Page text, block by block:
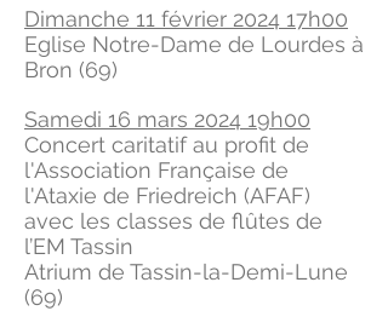
Dimanche 11 février 2024 17h00
Eglise Notre-Dame de Lourdes à
Bron (69)
Samedi 16 mars 2024 19h00
Concert caritatif au profit de
l'Association Française de
l'Ataxie de Friedreich (AFAF)
avec les classes de flûtes de
l’EM Tassin
Atrium de Tassin-la-Demi-Lune
(69)